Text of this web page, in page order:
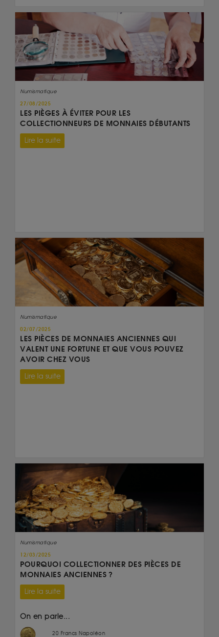
Numismatique
27/08/2025
LES PIÈGES À ÉVITER POUR LES
COLLECTIONNEURS DE MONNAIES DÉBUTANTS
Lire la suite
Numismatique
02/07/2025
LES PIÈCES DE MONNAIES ANCIENNES QUI
VALENT UNE FORTUNE ET QUE VOUS POUVEZ
AVOIR CHEZ VOUS
Lire la suite
Numismatique
12/03/2025
POURQUOI COLLECTIONNER DES PIÈCES DE
MONNAIES ANCIENNES ?
Lire la suite
On en parle...
20 Francs Napoléon